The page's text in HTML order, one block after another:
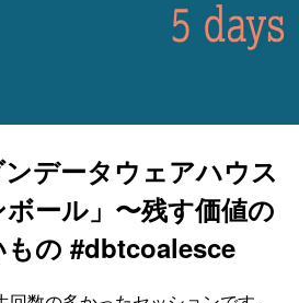
データウェアハウス
ール」〜残す価値の
の #dbtcoalesce